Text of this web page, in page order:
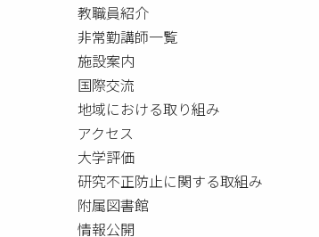
教職員紹介
非常勤講師一覧
施設案内
国際交流
地域における取り組み
アクセス
大学評価
研究不正防止に関する取組み
附属図書館
情報公開